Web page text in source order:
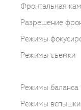
Фронтальная
Разрешение
Режимы
Режимы съемки
Режимы баланса
Режимы вспышки